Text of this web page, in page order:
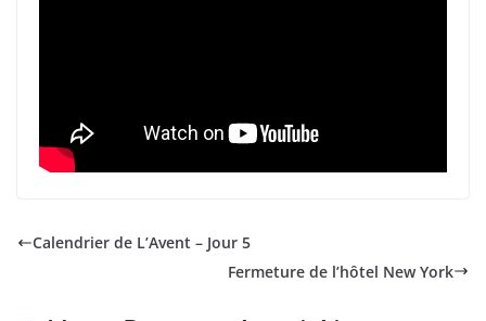
Calendrier de L’Avent – Jour 5
Fermeture de l’hôtel New York